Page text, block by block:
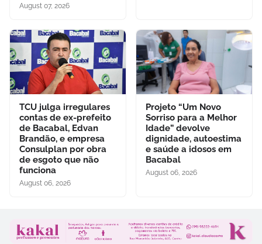
August 07, 2026
TCU julga irregulares
contas de ex-prefeito
de Bacabal, Edvan
Brandão, e empresa
Consulplan por obra
de esgoto que não
funciona
August 06, 2026
Projeto “Um Novo
Sorriso para a Melhor
Idade” devolve
dignidade, autoestima
e saúde a idosos em
Bacabal
August 06, 2026